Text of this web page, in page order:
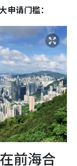
申请门槛：
前海合